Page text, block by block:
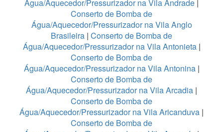
Água/Aquecedor/Pressurizador na Vila Andrade |
Conserto de Bomba de
Água/Aquecedor/Pressurizador na Vila Anglo
Brasileira | Conserto de Bomba de
Água/Aquecedor/Pressurizador na Vila Antonieta|
Conserto de Bomba de
Água/Aquecedor/Pressurizador na Vila Antonina|
Conserto de Bomba de
Água/Aquecedor/Pressurizador na Vila Arcadia |
Conserto de Bomba de
Água/Aquecedor/Pressurizador na Vila Aricanduva |
Conserto de Bomba de